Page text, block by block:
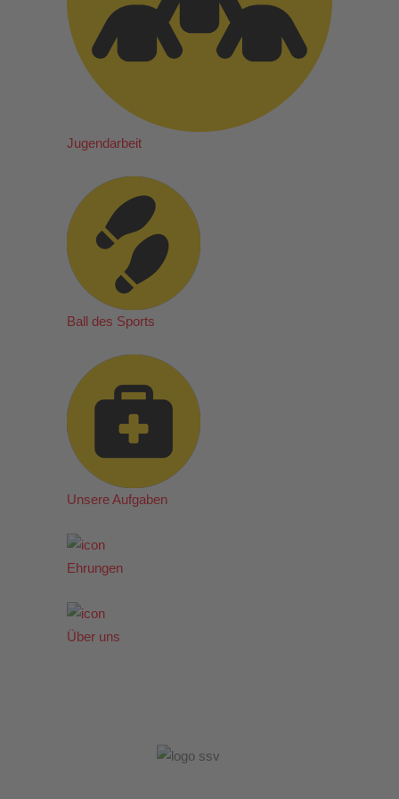
Jugendarbeit
Ball des Sports
Unsere Aufgaben
Ehrungen
Über uns